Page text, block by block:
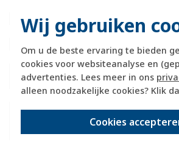
Wij gebruiken
Om u de beste ervaring te bieden
cookies voor websiteanalyse en
advertenties. Lees meer in ons
alleen noodzakelijke cookies? Klik
Cookies
Geschikt voor vloerpot
Transparant
Nee
Uitvoering oppervlakte
Geschikt voor wandgoot
Ja
Geschikt voor
inbouwinstallatie (stucwerk)
Ja
Bondige uitvoering
Nee
Geschikt voor
inbouwinstallatie (geen
stucwerk)
Ja